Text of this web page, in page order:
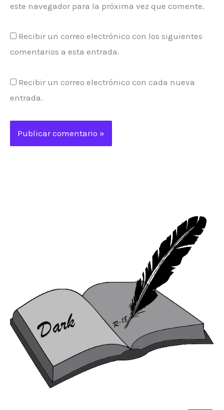
este navegador para la próxima vez que comente.
Recibir un correo electrónico con los siguientes
comentarios a esta entrada.
Recibir un correo electrónico con cada nueva
entrada.